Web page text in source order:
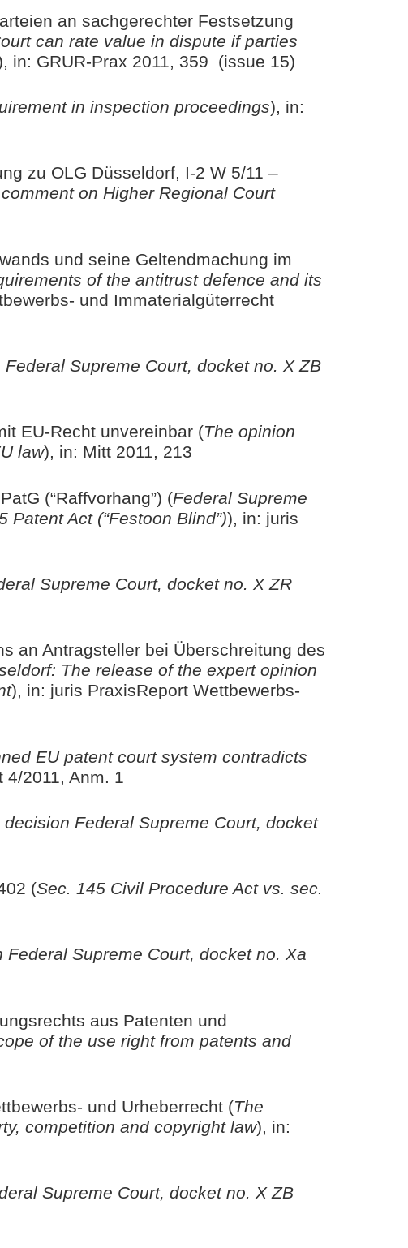
an sachgerechter Festsetzung
can rate value in dispute if parties
in: GRUR-Prax 2011, 359 (issue 15)
in inspection proceedings), in:
zu OLG Düsseldorf, I-2 W 5/11 –
on Higher Regional Court
und seine Geltendmachung im
of the antitrust defence and its
und Immaterialgüterrecht
Supreme Court, docket no. X ZB
EU-Recht unvereinbar (The opinion
law), in: Mitt 2011, 213
(“Raffvorhang”) (Federal Supreme
Patent Act (“Festoon Blind”)), in: juris
Supreme Court, docket no. X ZR
an Antragsteller bei Überschreitung des
The release of the expert opinion
), in: juris PraxisReport Wettbewerbs-
EU patent court system contradicts
2011, Anm. 1
decision Federal Supreme Court, docket
(Sec. 145 Civil Procedure Act vs. sec.
Federal Supreme Court, docket no. Xa
aus Patenten und
of the use right from patents and
und Urheberrecht (The
competition and copyright law), in:
Supreme Court, docket no. X ZB